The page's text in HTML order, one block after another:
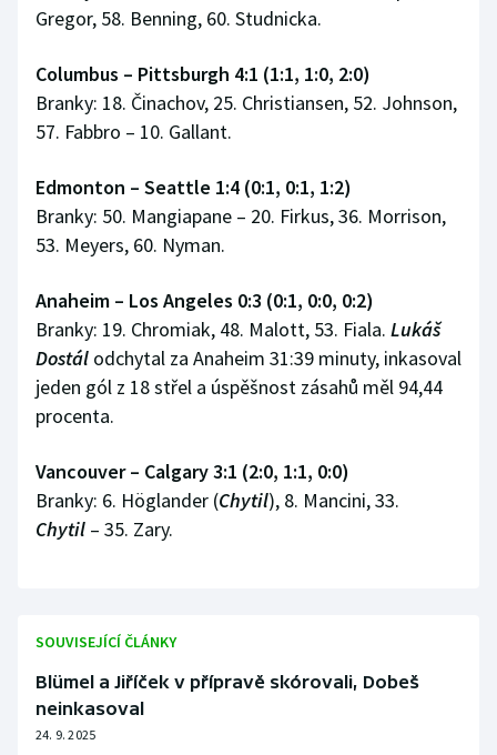
Gregor, 58. Benning, 60. Studnicka.
Columbus – Pittsburgh 4:1 (1:1, 1:0, 2:0)
Branky: 18. Činachov, 25. Christiansen, 52. Johnson,
57. Fabbro – 10. Gallant.
Edmonton – Seattle 1:4 (0:1, 0:1, 1:2)
Branky: 50. Mangiapane – 20. Firkus, 36. Morrison,
53. Meyers, 60. Nyman.
Anaheim – Los Angeles 0:3 (0:1, 0:0, 0:2)
Branky: 19. Chromiak, 48. Malott, 53. Fiala. Lukáš
Dostál odchytal za Anaheim 31:39 minuty, inkasoval
jeden gól z 18 střel a úspěšnost zásahů měl 94,44
procenta.
Vancouver – Calgary 3:1 (2:0, 1:1, 0:0)
Branky: 6. Höglander (Chytil), 8. Mancini, 33.
Chytil – 35. Zary.
SOUVISEJÍCÍ ČLÁNKY
Blümel a Jiříček v přípravě skórovali, Dobeš
neinkasoval
24. 9. 2025